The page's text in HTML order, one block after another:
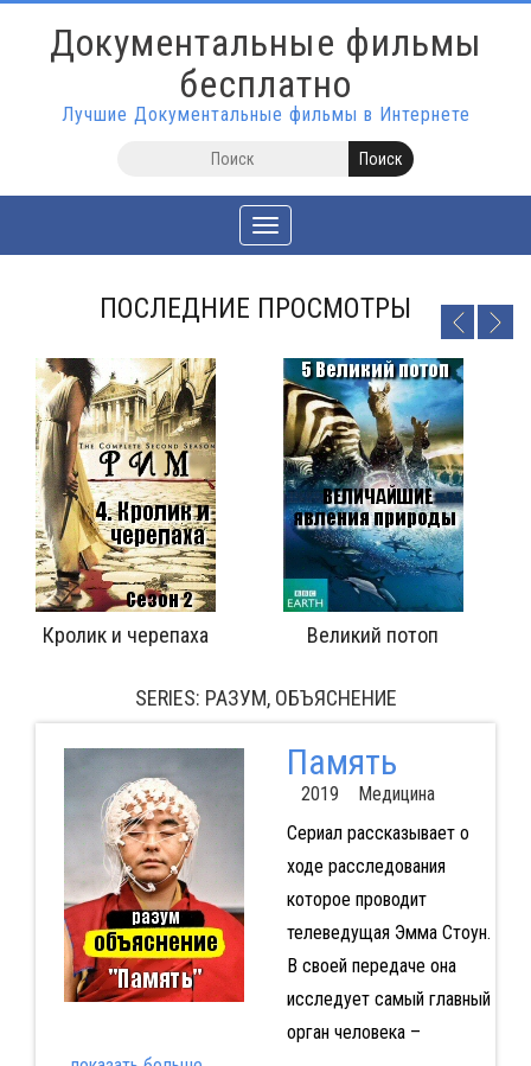
Документальные фильмы
бесплатно
Лучшие Документальные фильмы в Интернете
Toggle
navigation
ПОСЛЕДНИЕ ПРОСМОТРЫ
потоп Дикая-дикая страна: Серия 1
SERIES: РАЗУМ, ОБЪЯСНЕНИЕ
Память
2019 Медицина
Сериал рассказывает о
ходе расследования
которое проводит
телеведущая Эмма Стоун.
В своей передаче она
исследует самый главный
орган человека –